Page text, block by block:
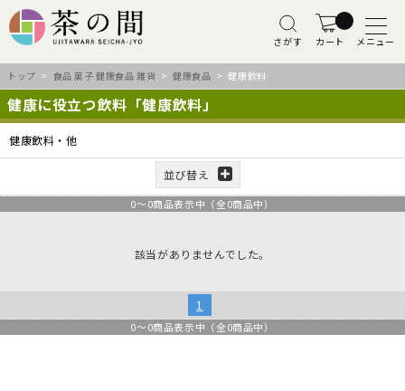
さがす カート メニュー
トップ > 食品 菓子 健康食品 雑貨 >健康食品 > 健康飲料
健康に役立つ飲料「健康飲料」
健康飲料・他
並び替え
0～0商品表示中（全0商品中）
該当がありませんでした。
1
0～0商品表示中（全0商品中）